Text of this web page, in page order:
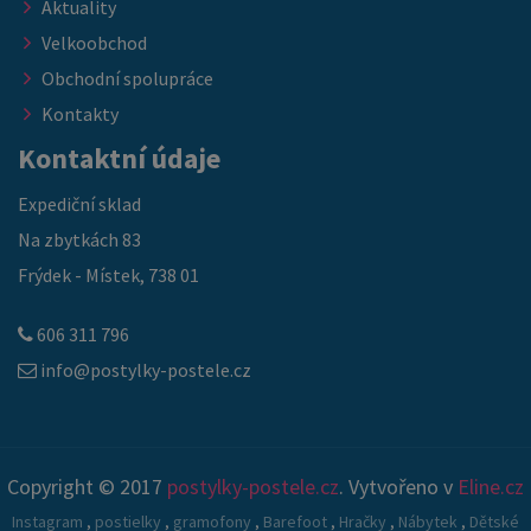
Aktuality
Velkoobchod
Obchodní spolupráce
Kontakty
Kontaktní údaje
Expediční sklad
Na zbytkách 83
Frýdek - Místek, 738 01
606 311 796
info@postylky-postele.cz
Copyright © 2017 postylky-postele.cz. Vytvořeno v Eline.cz
Instagram , postielky , gramofony , Barefoot , Hračky , Nábytek , Dětské